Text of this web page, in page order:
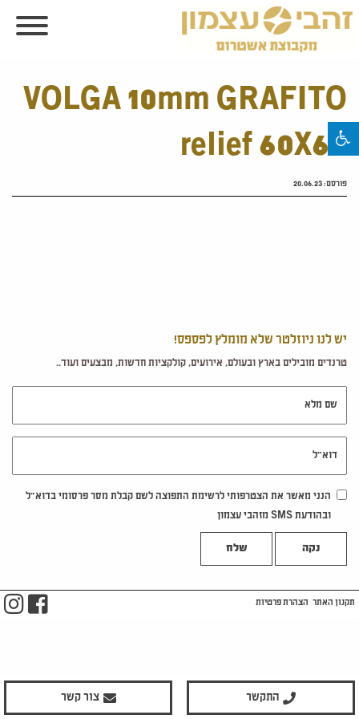
VOLGA 10mm GRAFITO
relief 60X60
פורסם:20.06.23
יש לנו ניוזלטר שלא מומלץ לפספס!
טרנדים מובילים בארץ ובעולם, אירועים, קולקציות חדשות, מבצעים ועוד..
הנני מאשר את הצטרפותי לרשימת התפוצה לשם קבלת מסר פרסומי בדוא"ל
ובהודעת SMS מזהבי עצמון
נקה
התקשר צור קשר
תקנון האתר הצהרת פרטיות